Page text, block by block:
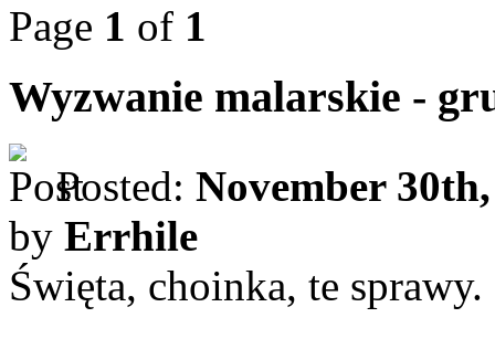
Page 1 of 1
Wyzwanie malarskie -
Posted: November
by Errhile
Święta, choinka, te